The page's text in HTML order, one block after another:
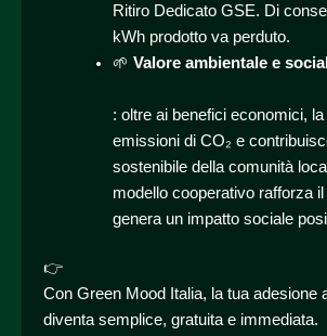
Ritiro Dedicato GSE. Di
kWh prodotto va perduto.
🌱 Valore ambientale e
: oltre ai benefici economici,
emissioni di CO₂ e
sostenibile della comunità
modello cooperativo rafforza
genera un impatto sociale
👉
Con Green Mood Italia, la tua adesione
diventa semplice, gratuita e immediata.